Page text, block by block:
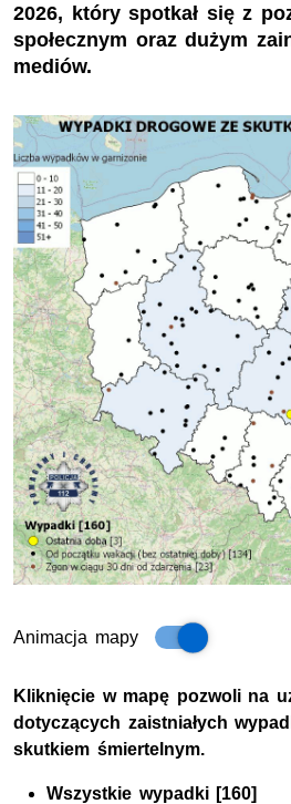
2026, który spotkał się z
społecznym oraz dużym
mediów.
Animacja mapy
Dane dotyczące wypadków w
Kliknięcie w mapę pozwoli na
dotyczących zaistniałych
skutkiem śmiertelnym.
Wszystkie wypadki [160]